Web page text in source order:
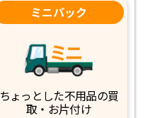
ミニパック
ちょっとした不用品の買
取・お片付け